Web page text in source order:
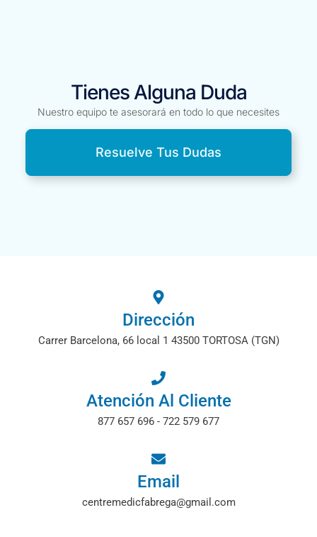
Tienes Alguna Duda
Nuestro equipo te asesorará en todo lo que necesites
Resuelve Tus Dudas
Dirección
Carrer Barcelona, 66 local 1 43500 TORTOSA (TGN)
Atención Al Cliente
877 657 696 - 722 579 677
Email
centremedicfabrega@gmail.com